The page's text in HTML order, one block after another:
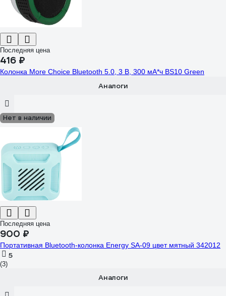
Последняя цена
416 ₽
Колонка More Choice Bluetooth 5.0, 3 В, 300 мА*ч BS10 Green
Аналоги
Нет в наличии
Последняя цена
900 ₽
Портативная Bluetooth-колонка Energy SA-09 цвет мятный 342012
5
(3)
Аналоги